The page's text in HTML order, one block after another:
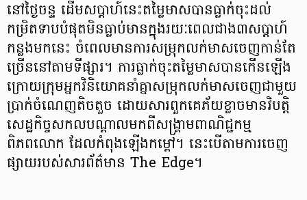
នៅថ្ងៃចន្ទ ដើមសប្តាហ៍នេះតម្លៃមាសបានធ្លាក់ចុះដល់
កម្រិតទាបបំផុតមិនធ្លាប់មានក្នុងរយៈពេលជាង៣សប្តាហ៍
កន្លងមកនេះ ចំពេលមានការសម្រុកលក់មាសចេញកាន់តែ
ច្រើននៅតាមទីផ្សារ។ ការធ្លាក់ចុះតម្លៃមាសបានកើនឡើង
ក្រោយក្រុមអ្នកវិនិយោគនាំគ្នាសម្រុកលក់មាសចេញជាមួយ
ប្រាក់ចំណេញតិចតួច ដោយសារពួកគេភ័យខ្លាចមានវិបត្តិ
សេដ្ឋកិច្ចសកលបណ្ដាលមកពីសង្រ្គាមពាណិជ្ជកម្ម
ពិភពលោក ដែលកំពុងឡើងកម្តៅ។ នេះបើតាមការចេញ
ផ្សាយរបស់សារព័ត៌មាន The Edge។